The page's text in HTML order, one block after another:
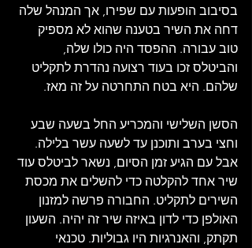
בסיבוב הופעות עם שפירו, אך המנהל שלה
דחה את השיר בטענה שהוא לא מספיק
טוב עבורה. ההפסד היה כולו שלה,
והביטלס זכו בעוד רצועה נהדרת לתקליט
שלהם. היא בטח התחרטה על זה מאז.
הסשן השלישי והמכריע החל בשעה שבע
וחצי בערב ותוכנן עד לשעה עשר בלילה.
אבל עם הגיע זמן הסיום, נשאר לביטלס עוד
שיר אחד להקלטה כדי להשלים את מכסת
השירים לתקליט. החבורה פרשה למזנון
האולפן כדי לדון באיזה שיר זה יהיה. השעון
תקתק, והאנרגיות היו גבוליות. טכנאי